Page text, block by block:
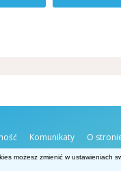
Komunikaty O
możesz zmienić w